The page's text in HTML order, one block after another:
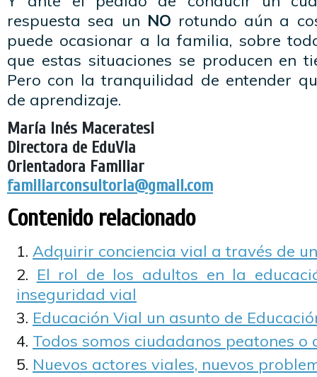
respuesta sea un NO rotundo aún a
puede ocasionar a la familia, sobre
que estas situaciones se producen en
Pero con la tranquilidad de entender
de aprendizaje.
María Inés Maceratesi
Directora de EduVia
Orientadora Familiar
familiarconsultoria@gmail.com
Contenido relacionado
Adquirir conciencia vial a través de
El rol de los adultos en la
inseguridad vial
Educación Vial un asunto de
Todos somos ciudadanos peatones o
Nuevos actores viales, nuevos